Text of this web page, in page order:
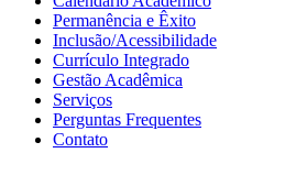
Permanência e Êxito
Inclusão/Acessibilidade
Currículo Integrado
Gestão Acadêmica
Serviços
Perguntas Frequentes
Contato